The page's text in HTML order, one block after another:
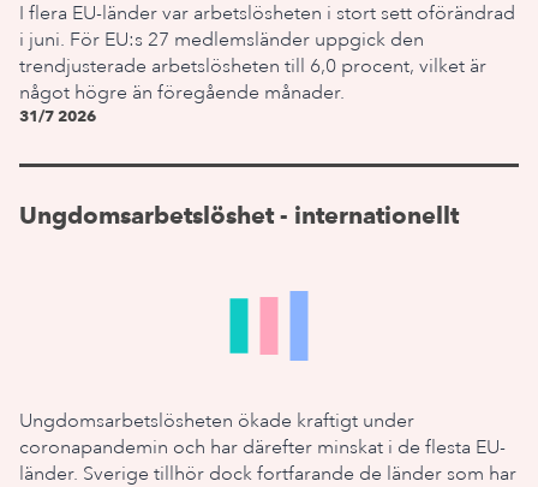
I flera EU-länder var arbetslösheten i stort sett oförändrad
i juni. För EU:s 27 medlemsländer uppgick den
trendjusterade arbetslösheten till 6,0 procent, vilket är
något högre än föregående månader.
31/7 2026
Ungdomsarbetslöshet - internationellt
Ungdomsarbetslösheten ökade kraftigt under
coronapandemin och har därefter minskat i de flesta EU-
länder. Sverige tillhör dock fortfarande de länder som har